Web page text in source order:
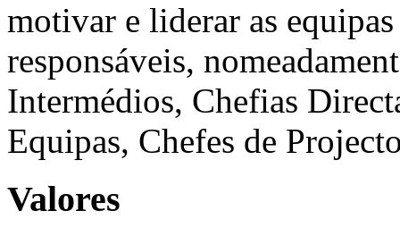
motivar e liderar as equipas
responsáveis,
Intermédios, Chefias
Equipas, Chefes de
Valores